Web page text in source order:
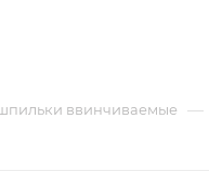
ввинчиваемые —